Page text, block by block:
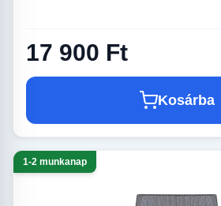
17 900 Ft
Kosárba
1-2 munkanap